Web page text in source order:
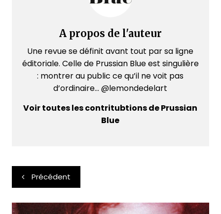
A propos de l'auteur
Une revue se définit avant tout par sa ligne
éditoriale. Celle de Prussian Blue est singulière
: montrer au public ce qu’il ne voit pas
d’ordinaire... @lemondedelart
Voir toutes les contritubtions de Prussian
Blue
Navigation
de
l’article
Précédent